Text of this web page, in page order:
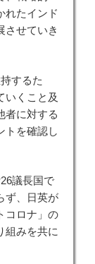
れたインド
させていき
するた
いくこと及
者に対する
トを確認し
議長国で
ず、日英が
コロナ」の
組みを共に